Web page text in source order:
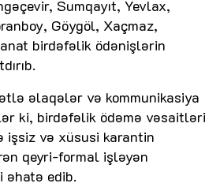
Sumqayıt, Yevlax,
Göygöl, Xaçmaz,
birdəfəlik ödənişlərin
əlaqələr və kommunikasiya
ki, birdəfəlik ödəmə vəsaitləri
işsiz və xüsusi karantin
qeyri-formal işləyən
əhatə edib.